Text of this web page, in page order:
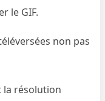
le GIF.
non pas
la résolution